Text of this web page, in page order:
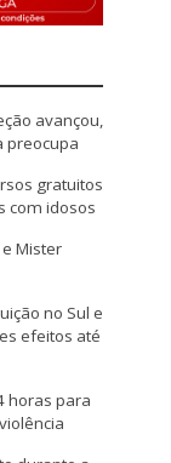
avançou,
preocupa
gratuitos
com idosos
Mister
no Sul e
efeitos até
horas para